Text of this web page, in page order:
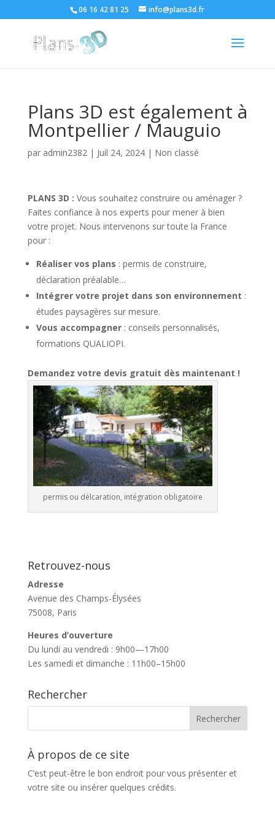
06 16 42 81 25 info@plans3d.fr
Plans 3D est également à
Montpellier / Mauguio
par admin2382| Juil 24, 2024| Non classé
PLANS 3D : Vous souhaitez construire ou aménager ?
Faites confiance à nos experts pour mener à bien
votre projet. Nous intervenons sur toute la France
pour :
Réaliser vos plans : permis de construire,
déclaration préalable…
Intégrer votre projet dans son environnement :
études paysagères sur mesure.
Vous accompagner: conseils personnalisés,
formations QUALIOPI.
Demandez votre devis gratuit dès maintenant !
permis ou délcaration, intégration obligatoire
Retrouvez-nous
Adresse
Avenue des Champs-Élysées
75008, Paris
Heures d’ouverture
Du lundi au vendredi : 9h00—17h00
Les samedi et dimanche : 11h00–15h00
Rechercher
À propos de ce site
C’est peut-être le bon endroit pour vous présenter et
votre site ou insérer quelques crédits.